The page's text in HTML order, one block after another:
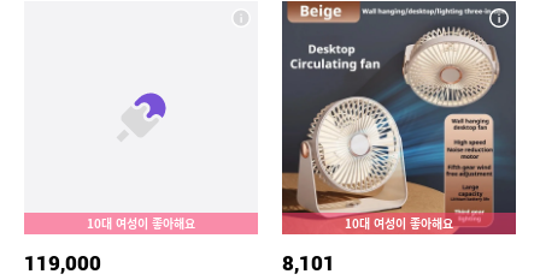
10대 여성이 좋아해요
119,000
10대 여성이 좋아해요
8,101